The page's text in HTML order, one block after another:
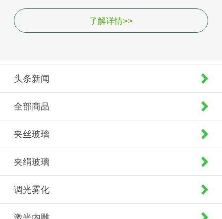
了解详情>>
头条新闻
全部商品
夹丝玻璃
夹绢玻璃
调光雾化